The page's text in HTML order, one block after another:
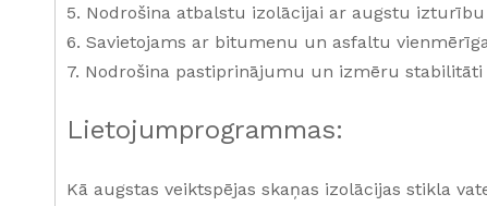
5. Nodrošina atbalstu izolācijai ar augstu izturību
6. Savietojams ar bitumenu un asfaltu
7. Nodrošina pastiprinājumu un izmēru stabilitāti
Lietojumprogrammas:
Kā augstas veiktspējas skaņas izolācijas stikla